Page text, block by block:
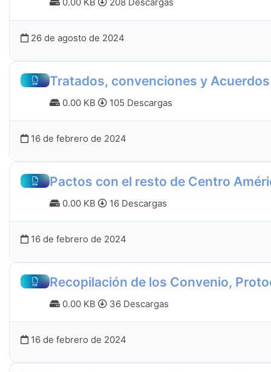
26 de agosto de 2024
Tratados, convenciones y
0.00 KB 105 Descargas
16 de febrero de 2024
Pactos con el resto de Centro
0.00 KB 16 Descargas
16 de febrero de 2024
Recopilación de los Convenio,
0.00 KB 36 Descargas
16 de febrero de 2024